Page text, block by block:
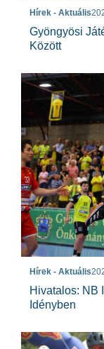
Hírek - Aktuális
Gyöngyösi
Között
Hírek - Aktuális
Hivatalos: NB
Idényben